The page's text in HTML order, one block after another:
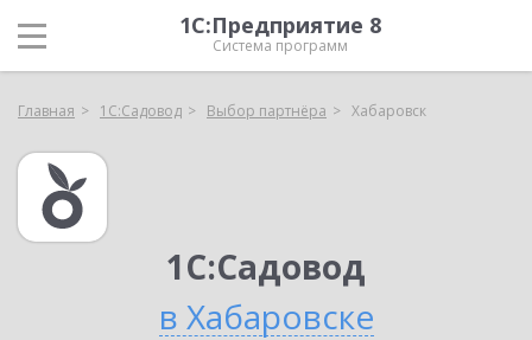
1С:Предприятие 8
Система программ
Главная 1С:Садовод Выбор партнёра Хабаровск
1С:Садовод
в Хабаровске